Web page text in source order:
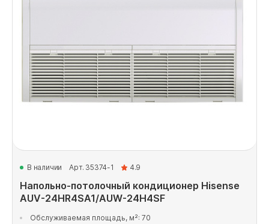
В наличии Арт. 35374-1 4.9
Напольно-потолочный кондиционер Hisense
AUV-24HR4SA1/AUW-24H4SF
Обслуживаемая площадь, м²: 70